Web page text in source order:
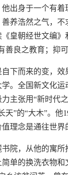
身于一个有着
养浩然之气，
皇朝经世文编
善良之教育；抑
而来的变，效
。全国新文化
主张用“新时代
”的“大木”。
理念是通往世
，从他的寓所
单的换洗衣物